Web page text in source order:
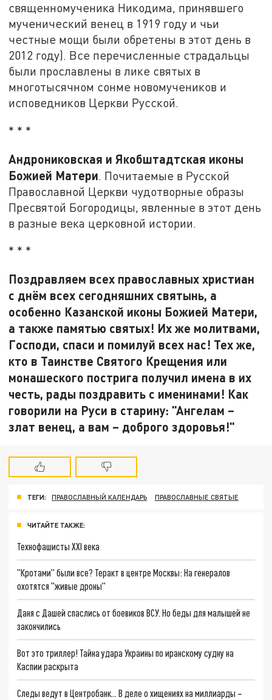
священномученика Никодима, принявшего
мученический венец в 1919 году и чьи
честные мощи были обретены в этот день в
2012 году). Все перечисленные страдальцы
были прославлены в лике святых в
многотысячном сонме новомучеников и
исповедников Церкви Русской.
* * *
Андрониковская и Якобштадтская иконы
Божией Матери. Почитаемые в Русской
Православной Церкви чудотворные образы
Пресвятой Богородицы, явленные в этот день
в разные века церковной истории.
* * *
Поздравляем всех православных христиан
с днём всех сегодняшних святынь, а
особенно Казанской иконы Божией Матери,
а также памятью святых! Их же молитвами,
Господи, спаси и помилуй всех нас! Тех же,
кто в Таинстве Святого Крещения или
монашеского пострига получил имена в их
честь, рады поздравить с именинами! Как
говорили на Руси в старину: "Ангелам –
злат венец, а вам – доброго здоровья!"
ТЕГИ: ПРАВОСЛАВНЫЙ КАЛЕНДАРЬ ПРАВОСЛАВНЫЕ СВЯТЫЕ
ЧИТАЙТЕ ТАКЖЕ:
Технофашисты XXI века
"Кротами" были все? Теракт в центре Москвы: На генералов
охотятся "живые дроны"
Даня с Дашей спаслись от боевиков ВСУ. Но беды для малышей не
закончились
Вот это триллер! Тайна удара Украины по иранскому судну на
Каспии раскрыта
Следы ведут в Центробанк… В деле о хищениях на миллиарды –